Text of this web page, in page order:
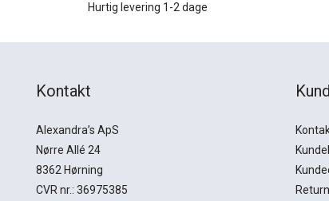
Hurtig levering 1-2 dage
Kontakt
Alexandra’s ApS
Nørre Allé 24
8362 Hørning
CVR nr.: 36975385